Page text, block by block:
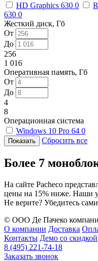
HD Graphics 630 0
630 0
Жесткий диск, Гб
От
До
256
1 016
Оперативная память, Гб
От
До
4
8
Операционная система
Windows 10 Pro 64 0
Сбросить все
Более 7
На сайте Pacheco
цены на 15% ниже. Наши
Не верите? Убедитесь
© ООО Де Пачеко компани
О компании Доставка
Контакты Демо со скидкой
8 (495) 221-74-18
Заказать звонок